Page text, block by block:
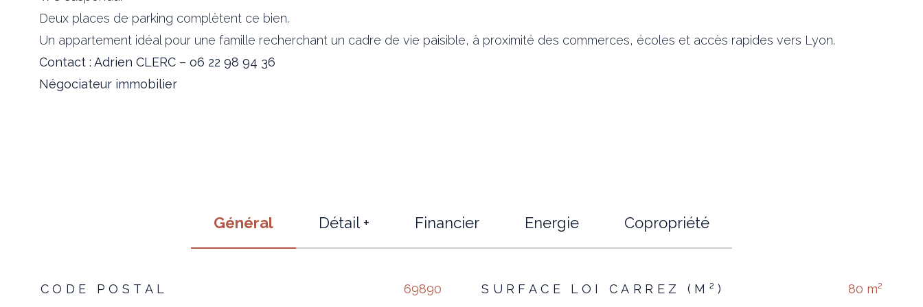
Deux places de parking complètent ce bien.
Un appartement idéal pour une famille recherchant un cadre de vie paisible, à proximité des commerces, écoles et accès rapides vers Lyon.
Contact : Adrien CLERC – o6 22 98 94 36
Négociateur immobilier
Général Détail + Financier Energie Copropriété
TRAD_ZEPHYR_Caracteristique
CODE POSTAL 69890 SURFACE LOI CARREZ (M²) 80 m²